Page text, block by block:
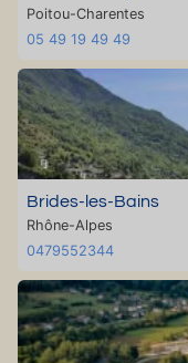
Poitou-Charentes
05 49 19 49 49
Brides-les-Bains
Rhône-Alpes
0479552344